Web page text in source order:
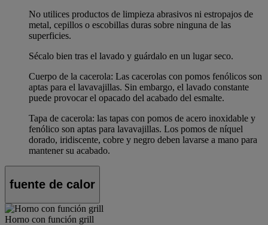
No utilices productos de limpieza abrasivos ni estropajos de
metal, cepillos o escobillas duras sobre ninguna de las
superficies.
Sécalo bien tras el lavado y guárdalo en un lugar seco.
Cuerpo de la cacerola: Las cacerolas con pomos fenólicos son
aptas para el lavavajillas. Sin embargo, el lavado constante
puede provocar el opacado del acabado del esmalte.
Tapa de cacerola: las tapas con pomos de acero inoxidable y
fenólico son aptas para lavavajillas. Los pomos de níquel
dorado, iridiscente, cobre y negro deben lavarse a mano para
mantener su acabado.
fuente de calor
Horno con función grill